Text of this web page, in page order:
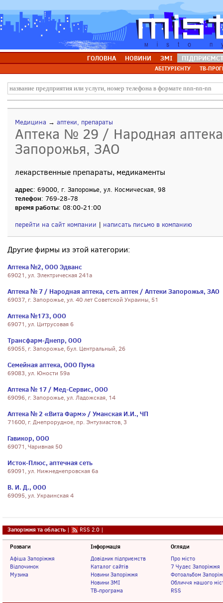
ГОЛОВНА НОВИНИ ЗМІ
АБІТУРІЄНТУ ТВ-
Медицина → аптеки, препараты
Аптека № 29 / Народная
Запорожья, ЗАО
лекарственные препараты, медикаменты
адрес: 69000, г. Запорожье, ул. Космическая, 98
телефон: 769-28-78
время работы: 08:00-21:00
перейти на сайт компании | написать письмо в компанию
Другие фирмы из этой категории:
Аптека №2, ООО Эдванс
69021, ул. Электрическая 241а
Аптека № 7 / Народная аптека, сеть аптек / Аптеки Запорожья, ЗАО
69037, г. Запорожье, ул. 40 лет Советской Украины, 51
Аптека №173, ООО
69071, ул. Цитрусовая 6
Трансфарм-Днепр, ООО
69055, г. Запорожье, бул. Центральный, 26
Семейная аптека, ООО Пума
69083, ул. Юности 59а
Аптека № 17 / Мед-Сервис, ООО
69096, г. Запорожье, ул. Ладожская, 14
Аптека № 2 «Вита Фарм» / Уманская И.И., ЧП
71600, г. Днепрорудное, пр. Энтузиастов, 3
Гавикор, ООО
69071, Чаривная 50
Исток-Плюс, аптечная сеть
69091, ул. Нижнеднепровская 6а
В. И. Д., ООО
69095, ул. Украинская 4
Запоріжжя та область | RSS 2.0 |
Розваги
Афіша Запоріжжя
Відпочинок
Музика
Інформація
Довідник підприємств
Каталог сайтів
Новини Запоріжжя
Новини ЗМІ
ТВ-програма
Огляди
Про місто
7 Чудес Запоріжжя
Фотоальбом
Обличчя нашого
RSS